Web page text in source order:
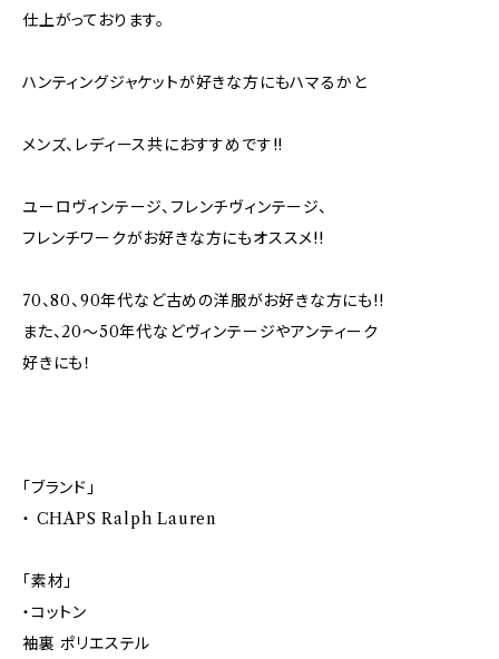
仕上がっております。
ハンティングジャケットが好きな方にもハマるかと
メンズ、レディース共におすすめです!!
ユーロヴィンテージ、フレンチヴィンテージ、
フレンチワークがお好きな方にもオススメ!!
70、80、90年代など古めの洋服がお好きな方にも!!
また、20～50年代などヴィンテージやアンティーク
好きにも！
「ブランド」
・ CHAPS Ralph Lauren
「素材」
・コットン
袖裏 ポリエステル